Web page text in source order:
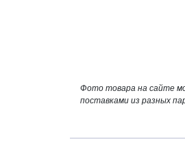
Фото товара на сайте
поставками из разных